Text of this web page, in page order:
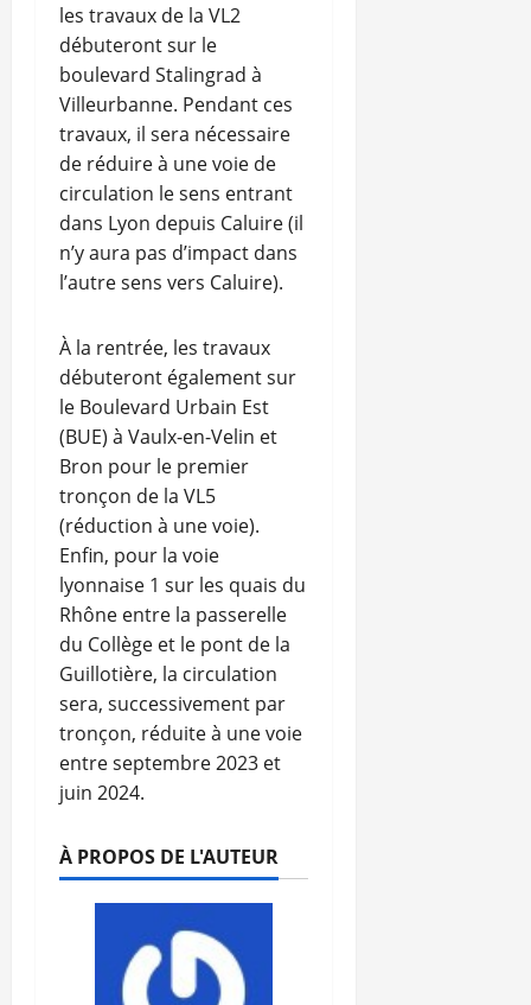
les travaux de la VL2
débuteront sur le
boulevard Stalingrad à
Villeurbanne. Pendant ces
travaux, il sera nécessaire
de réduire à une voie de
circulation le sens entrant
dans Lyon depuis Caluire (il
n’y aura pas d’impact dans
l’autre sens vers Caluire).
À la rentrée, les travaux
débuteront également sur
le Boulevard Urbain Est
(BUE) à Vaulx-en-Velin et
Bron pour le premier
tronçon de la VL5
(réduction à une voie).
Enfin, pour la voie
lyonnaise 1 sur les quais du
Rhône entre la passerelle
du Collège et le pont de la
Guillotière, la circulation
sera, successivement par
tronçon, réduite à une voie
entre septembre 2023 et
juin 2024.
À PROPOS DE L'AUTEUR